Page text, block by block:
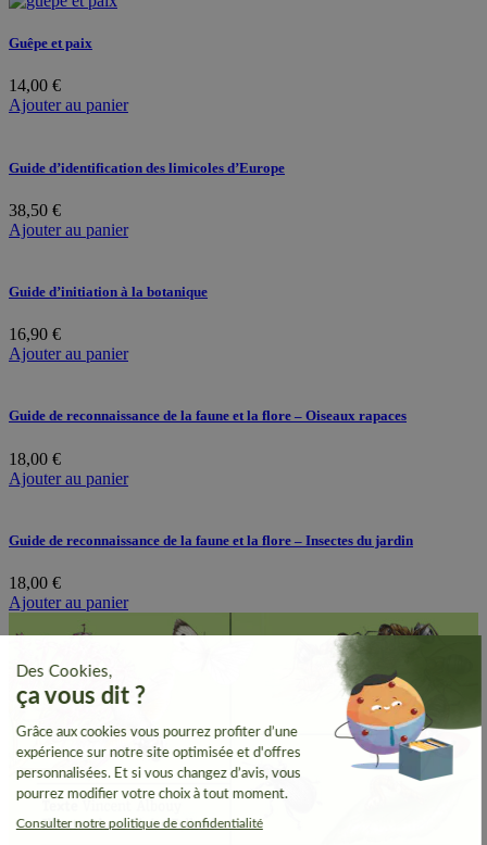
Guêpe et paix
14,00 €
Ajouter au panier
Guide d’identification des limicoles d’Europe
38,50 €
Ajouter au panier
Guide d’initiation à la botanique
16,90 €
Ajouter au panier
Guide de reconnaissance de la faune et la flore – Oiseaux rapaces
18,00 €
Ajouter au panier
Guide de reconnaissance de la faune et la flore – Insectes du jardin
18,00 €
Ajouter au panier